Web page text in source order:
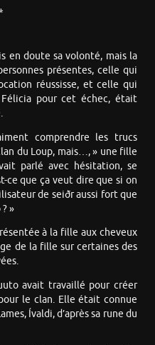
en doute sa volonté, mais la
présentes, celle qui
réussisse, et celle qui
pour cet échec, était
comprendre les trucs
du Loup, mais…, » une fille
parlé avec hésitation, se
ce que ça veut dire que si on
de seiðr aussi fort que
»
à la fille aux cheveux
de la fille sur certaines des
avait travaillé pour créer
le clan. Elle était connue
Ívaldi, d’après sa rune du